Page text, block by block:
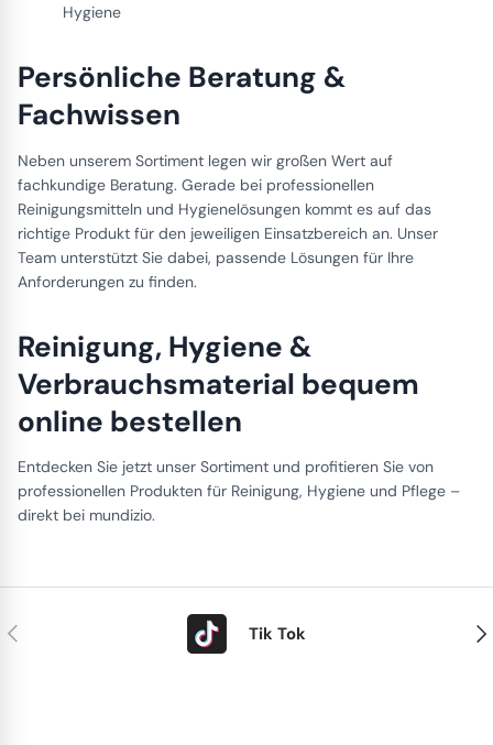
Hygiene
Persönliche Beratung &
Fachwissen
Neben unserem Sortiment legen wir großen Wert auf
fachkundige Beratung. Gerade bei professionellen
Reinigungsmitteln und Hygienelösungen kommt es auf das
richtige Produkt für den jeweiligen Einsatzbereich an. Unser
Team unterstützt Sie dabei, passende Lösungen für Ihre
Anforderungen zu finden.
Reinigung, Hygiene &
Verbrauchsmaterial bequem
online bestellen
Entdecken Sie jetzt unser Sortiment und profitieren Sie von
professionellen Produkten für Reinigung, Hygiene und Pflege –
direkt bei mundizio.
Vorherige Tik Tok